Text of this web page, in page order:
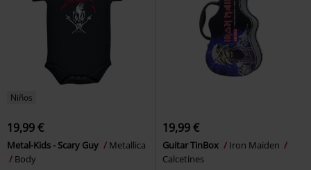
Niños
19,99 €
Metal-Kids - Scary Guy
Metallica
Body
19,99 €
Guitar TinBox
Iron Maiden
Calcetines